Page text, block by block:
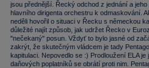
jsou přednější. Řecký odchod z jednání a
hlavního dirigenta orchestru k odmaskování.
neděli hovořil o situaci v Řecku s německou
důležité najít způsob, jak udržet Řecko v
"nečekaný" posun. Vždyť to bylo jasné od
zakrýt, že skutečným vládcem je tady
kapitulaci. Nepovedlo se :) Prodloužení ELA
daňových poplatníků se obrátí proti nim.